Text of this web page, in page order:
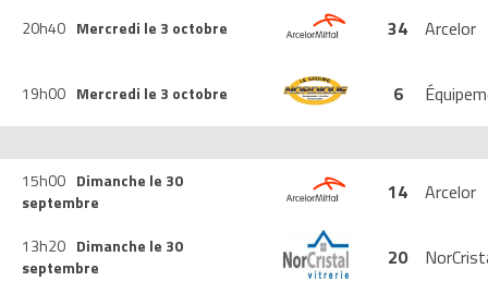
20h40 Mercredi le 3 octobre 34 Arcelor
19h00 Mercredi le 3 octobre 6
15h00 Dimanche le 30
septembre
14 Arcelor
13h20 Dimanche le 30
septembre
20